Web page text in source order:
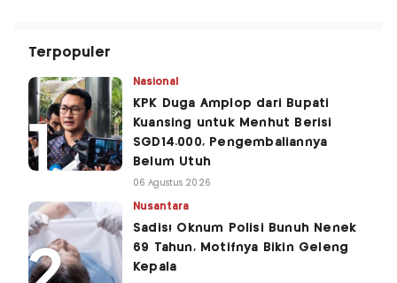
Terpopuler
Nasional
KPK Duga Amplop dari Bupati
Kuansing untuk Menhut Berisi
SGD14.000, Pengembaliannya
Belum Utuh
06 Agustus 2026
Nusantara
Sadis! Oknum Polisi Bunuh Nenek
69 Tahun, Motifnya Bikin Geleng
Kepala